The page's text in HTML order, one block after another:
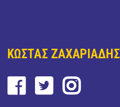
ΚΩΣΤΑΣ ΖΑΧΑΡΙΑΔΗΣ